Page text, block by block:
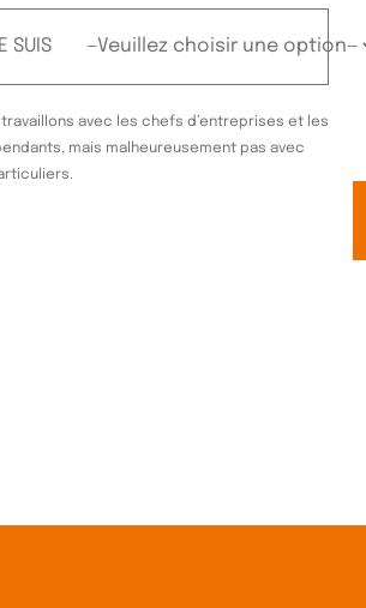
SUIS
travaillons avec les chefs d’entreprises et les
mais malheureusement pas avec